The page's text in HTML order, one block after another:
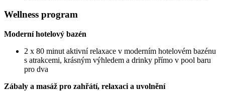
Wellness program
Moderní hotelový bazén
2 x 80 minut aktivní relaxace v moderním hotelovém bazénu
s atrakcemi, krásným výhledem a drinky přímo v pool baru
pro dva
Zábaly a masáž pro zahřátí, relaxaci a uvolnění